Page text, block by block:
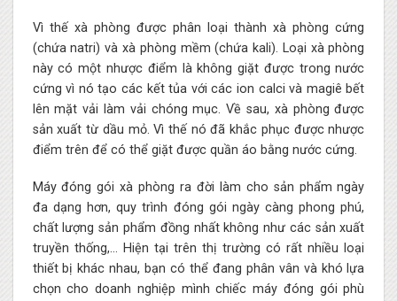
Vì thế xà phòng được phân loại thành xà phòng cứng
(chứa natri) và xà phòng mềm (chứa kali). Loại xà phòng
này có một nhược điểm là không giặt được trong nước
cứng vì nó tạo các kết tủa với các ion calci và magiê bết
lên mặt vải làm vải chóng mục. Về sau, xà phòng được
sản xuất từ dầu mỏ. Vì thế nó đã khắc phục được nhược
điểm trên để có thể giặt được quần áo bằng nước cứng.
Máy đóng gói xà phòng ra đời làm cho sản phẩm ngày
đa dạng hơn, quy trình đóng gói ngày càng phong phú,
chất lượng sản phẩm đồng nhất không như các sản xuất
truyền thống,… Hiện tại trên thị trường có rất nhiều loại
thiết bị khác nhau, bạn có thể đang phân vân và khó lựa
chọn cho doanh nghiệp mình chiếc máy đóng gói phù